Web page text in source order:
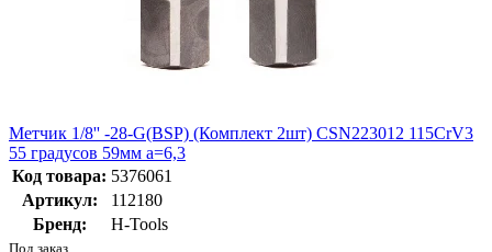
Метчик 1/8'' -28-G(BSP) (Комплект 2шт) CSN223012 115CrV3
55 градусов 59мм a=6,3
Код товара: 5376061
Артикул:
112180
Бренд:
H-Tools
Под заказ